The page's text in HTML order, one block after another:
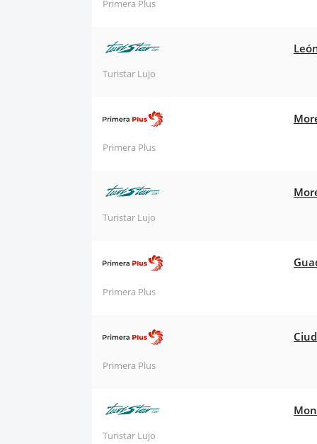
Primera Plus
Turistar Lujo
Primera Plus
Turistar Lujo
Primera Plus
Primera Plus
Turistar Lujo